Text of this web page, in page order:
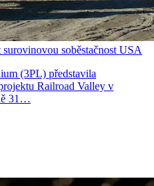
soběstačnost USA
(3PL) představila
Railroad Valley v
31…